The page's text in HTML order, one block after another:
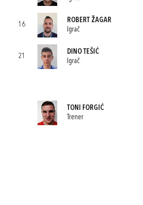
16
ROBERT ŽAGAR
Igrač
21
DINO TEŠIĆ
Igrač
TONI FORGIĆ
Trener